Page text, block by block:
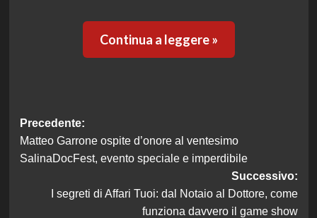
Continua a leggere »
Navigazione
articolo
Precedente:
Matteo Garrone ospite d’onore al ventesimo
SalinaDocFest, evento speciale e imperdibile
Successivo:
I segreti di Affari Tuoi: dal Notaio al Dottore, come
funziona davvero il game show